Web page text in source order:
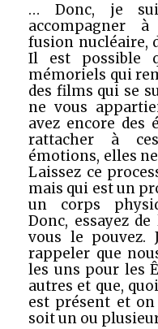
… Donc, je
accompagner
fusion nucléaire,
Il est possible
mémoriels qui
des films qui se
ne vous
avez encore des
rattacher à
émotions, elles
Laissez ce
mais qui est un
un corps
Donc, essayez
vous le pouvez.
rappeler que
les uns pour les
autres et que,
est présent et on
soit un ou